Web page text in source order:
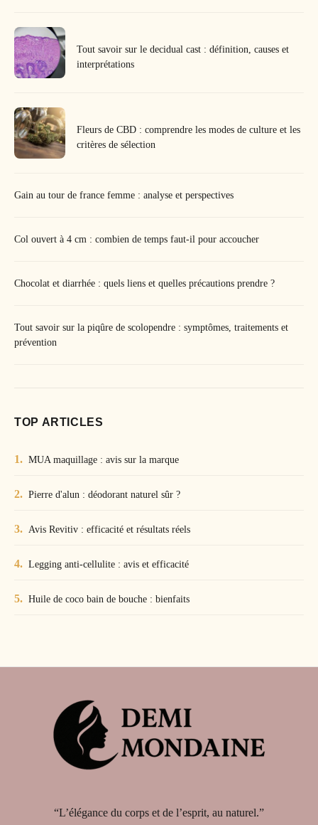
Tout savoir sur le decidual cast : définition, causes et
interprétations
Fleurs de CBD : comprendre les modes de culture et les
critères de sélection
Gain au tour de france femme : analyse et perspectives
Col ouvert à 4 cm : combien de temps faut-il pour accoucher
Chocolat et diarrhée : quels liens et quelles précautions prendre ?
Tout savoir sur la piqûre de scolopendre : symptômes, traitements et
prévention
TOP ARTICLES
MUA maquillage : avis sur la marque
Pierre d'alun : déodorant naturel sûr ?
Avis Revitiv : efficacité et résultats réels
Legging anti-cellulite : avis et efficacité
Huile de coco bain de bouche : bienfaits
“L’élégance du corps et de l’esprit, au naturel.”